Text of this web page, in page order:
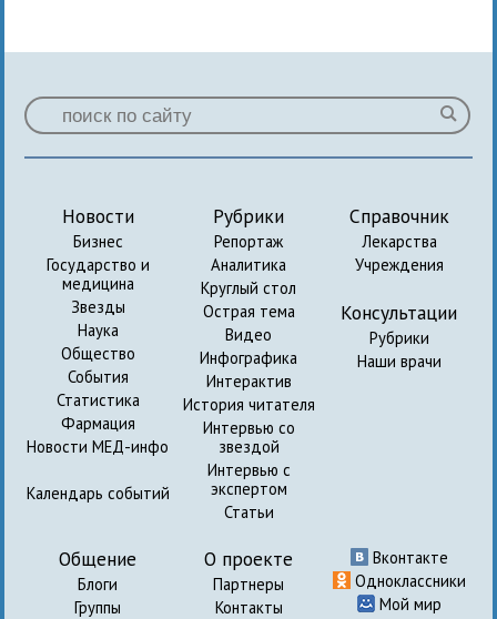
Новости
Бизнес
Государство и
медицина
Звезды
Наука
Общество
События
Статистика
Фармация
Новости МЕД-инфо
Календарь событий
Рубрики
Репортаж
Аналитика
Круглый стол
Острая тема
Видео
Инфографика
Интерактив
История читателя
Интервью со
звездой
Интервью с
экспертом
Статьи
Справочник
Лекарства
Учреждения
Консультации
Рубрики
Наши врачи
Общение
Блоги
Группы
О проекте
Партнеры
Контакты
Вконтакте
Одноклассники
Мой мир